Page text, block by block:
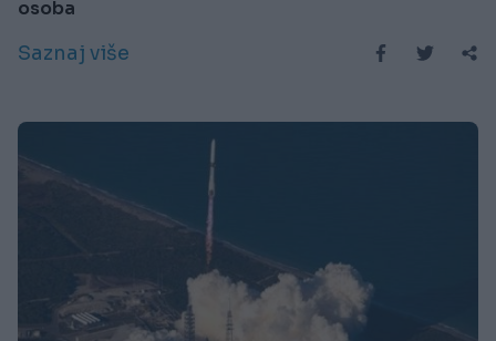
osoba
Saznaj više